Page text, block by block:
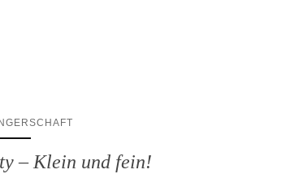
– Klein und fein!